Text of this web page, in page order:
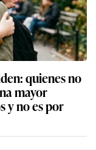
quienes no
mayor
y no es por